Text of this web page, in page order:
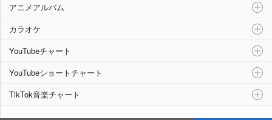
アニメアルバム
カラオケ
YouTubeチャート
YouTubeショートチャート
TikTok音楽チャート